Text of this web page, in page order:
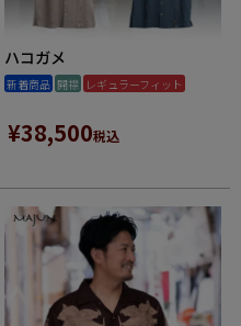
ハコガメ
新着商品 開襟 レギュラーフィット
¥38,500税込